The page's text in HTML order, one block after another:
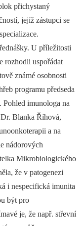
přichystaný
jejíž zástupci se
U příležitosti
rozhodli uspořádat
známé osobnosti
programu předseda
imunologa na
Blanka Říhová,
a na
nádorových
Mikrobiologického
že v patogenezi
i nespecifická imunita
být pro
je, že např. střevní